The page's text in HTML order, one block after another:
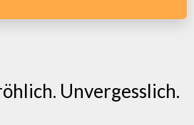
Unvergesslich.